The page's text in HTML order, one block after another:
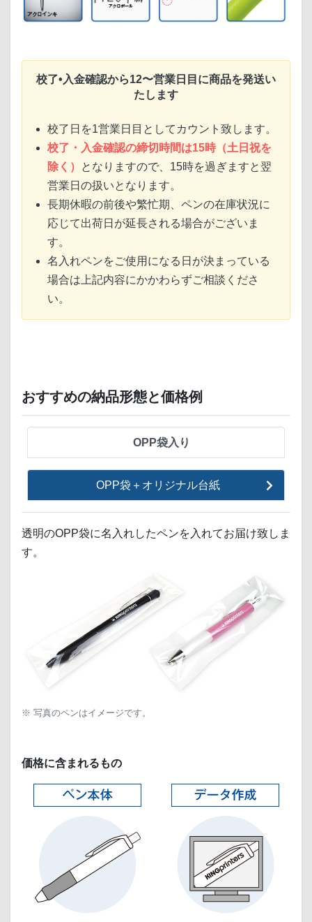
校了•入金確認から12〜営業日目に商品を発送い
たします
校了日を1営業日目としてカウント致します。
校了・入金確認の締切時間は15時（土日祝を
除く）
となりますので、15時を過ぎますと翌
営業日の扱いとなります。
長期休暇の前後や繁忙期、ペンの在庫状況に
応じて出荷日が延長される場合がございま
す。
名入れペンをご使用になる日が決まっている
場合は上記内容にかかわらずご相談くださ
い。
おすすめの納品形態と価格例
OPP袋入り
OPP袋＋オリジナル台紙
透明のOPP袋に名入れしたペンを入れてお届け致しま
す。
※ 写真のペンはイメージです。
価格に含まれるもの